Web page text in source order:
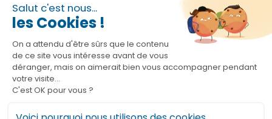
Salut c'est nous...
les Cookies !
On a attendu d'être sûrs que le contenu
de ce site vous intéresse avant de vous
déranger, mais on aimerait bien vous accompagner pendant
votre visite...
C'est OK pour vous ?